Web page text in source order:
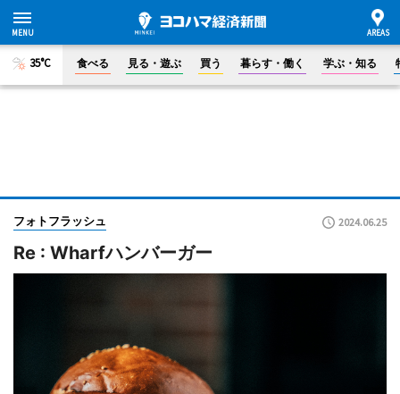
35°C 食べる 見る・遊ぶ 買う 暮らす・働く 学ぶ・知る
フォトフラッシュ 2024.06.25
Re : Wharfハンバーガー